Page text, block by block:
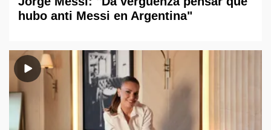
hubo anti Messi en Argentina"